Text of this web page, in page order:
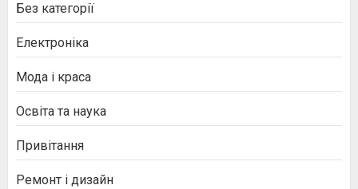
Без категорії
Електроніка
Мода і краса
Освіта та наука
Привітання
Ремонт і дизайн